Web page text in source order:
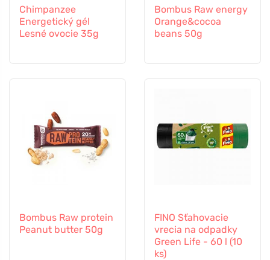
Chimpanzee
Energetický gél
Lesné ovocie 35g
Bombus Raw energy
Orange&cocoa
beans 50g
Bombus Raw protein
Peanut butter 50g
FINO Sťahovacie
vrecia na odpadky
Green Life - 60 l (10
ks)